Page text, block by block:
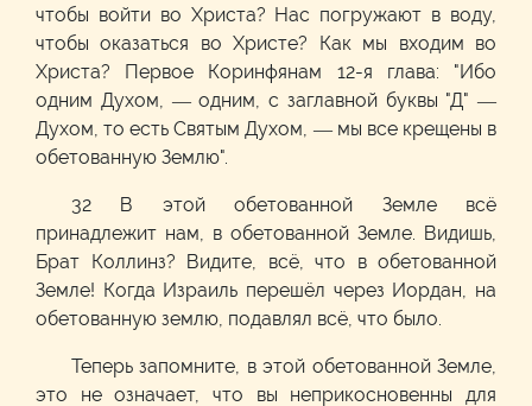
чтобы войти во Христа? Нас погружают в воду,
чтобы оказаться во Христе? Как мы входим во
Христа? Первое Коринфянам 12-я глава: "Ибо
одним Духом, — одним, с заглавной буквы "Д" —
Духом, то есть Святым Духом, — мы все крещены в
обетованную Землю".
32 В этой обетованной Земле всё
принадлежит нам, в обетованной Земле. Видишь,
Брат Коллинз? Видите, всё, что в обетованной
Земле! Когда Израиль перешёл через Иордан, на
обетованную землю, подавлял всё, что было.
Теперь запомните, в этой обетованной Земле,
это не означает, что вы неприкосновенны для